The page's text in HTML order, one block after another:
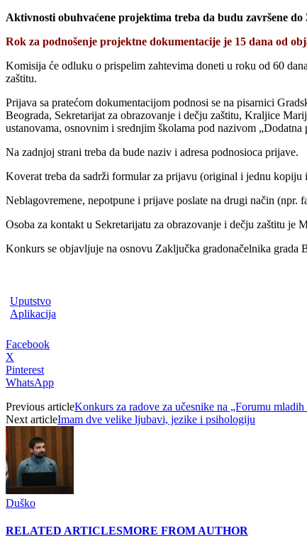
Aktivnosti obuhvaćene projektima treba da budu završene do
Rok za podnošenje projektne dokumentacije je 15 dana od
Komisija će odluku o prispelim zahtevima doneti u roku od 60
zaštitu.
Prijava sa pratećom dokumentacijom podnosi se na pisarnici
Beograda, Sekretarijat za obrazovanje i dečju zaštitu, Kraljice
ustanovama, osnovnim i srednjim školama pod nazivom
Na zadnjoj strani treba da bude naziv i adresa podnosioca prijave.
Koverat treba da sadrži formular za prijavu (original i jednu
Neblagovremene, nepotpune i prijave poslate na drugi način (npr.
Osoba za kontakt u Sekretarijatu za obrazovanje i dečju zaštitu je
Konkurs se objavljuje na osnovu Zaključka gradonačelnika grada
Uputstvo
Aplikacija
Facebook
X
Pinterest
WhatsApp
Previous articleKonkurs za radove za učesnike na „Forumu mladih
Next articleImam dve velike ljubavi, jezike i psihologiju
Duško
RELATED ARTICLESMORE FROM AUTHOR